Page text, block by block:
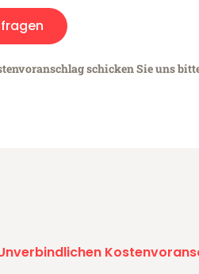
schicken Sie uns